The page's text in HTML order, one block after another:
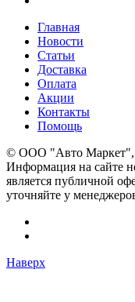
Главная
Новости
Статьи
Доставка
Оплата
Акции
Контакты
Помощь
© OOO "Авто Маркет",
Информация на сайте
является публичной
уточняйте у
Наверх